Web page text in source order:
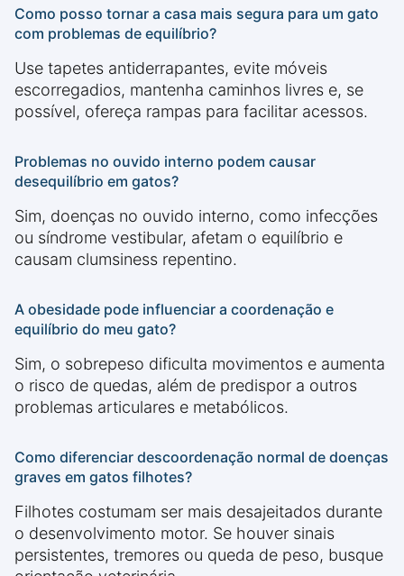
Como posso tornar a casa mais segura para um gato
com problemas de equilíbrio?
Use tapetes antiderrapantes, evite móveis
escorregadios, mantenha caminhos livres e, se
possível, ofereça rampas para facilitar acessos.
Problemas no ouvido interno podem causar
desequilíbrio em gatos?
Sim, doenças no ouvido interno, como infecções
ou síndrome vestibular, afetam o equilíbrio e
causam clumsiness repentino.
A obesidade pode influenciar a coordenação e
equilíbrio do meu gato?
Sim, o sobrepeso dificulta movimentos e aumenta
o risco de quedas, além de predispor a outros
problemas articulares e metabólicos.
Como diferenciar descoordenação normal de doenças
graves em gatos filhotes?
Filhotes costumam ser mais desajeitados durante
o desenvolvimento motor. Se houver sinais
persistentes, tremores ou queda de peso, busque